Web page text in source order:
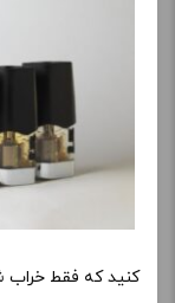
کنید که فقط